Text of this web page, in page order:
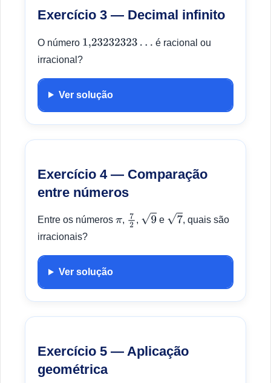
Exercício 3 — Decimal infinito
O número 1,23232323…
é racional ou
irracional?
Ver solução
Exercício 4 — Comparação
entre números
Entre os números π, 72, 9 e 7
, quais são
irracionais?
Ver solução
Exercício 5 — Aplicação
geométrica